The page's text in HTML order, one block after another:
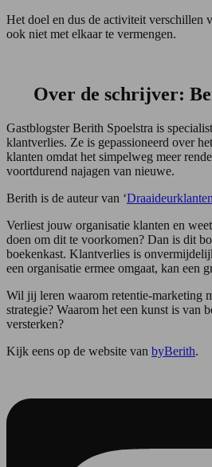
Het doel en dus de activiteit verschillen
ook niet met elkaar te vermengen.
Over de schrijver:
Gastblogster Berith Spoelstra is
klantverlies. Ze is gepassioneerd over
klanten omdat het simpelweg meer
voortdurend najagen van nieuwe.
Berith is de auteur van ‘Draaideurklanten
Verliest jouw organisatie klanten en
doen om dit te voorkomen? Dan is dit
boekenkast. Klantverlies is
een organisatie ermee omgaat, kan een
Wil jij leren waarom retentie-marketing
strategie? Waarom het een kunst is van
versterken?
Kijk eens op de website van byBerith.